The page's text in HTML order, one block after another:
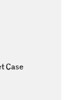
Case